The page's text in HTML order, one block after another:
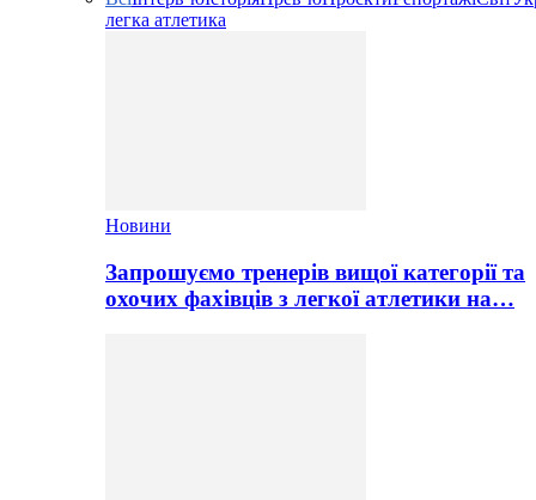
легка атлетика
Новини
Запрошуємо тренерів вищої категорії та
охочих фахівців з легкої атлетики на…